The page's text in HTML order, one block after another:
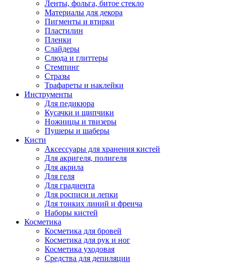
Ленты, фольга, битое стекло
Материалы для декора
Пигменты и втирки
Пластилин
Пленки
Слайдеры
Слюда и глиттеры
Стемпинг
Стразы
Трафареты и наклейки
Инструменты
Для педикюра
Кусачки и щипчики
Ножницы и твизеры
Пушеры и шаберы
Кисти
Аксессуары для хранения кистей
Для акригеля, полигеля
Для акрила
Для геля
Для градиента
Для росписи и лепки
Для тонких линий и френча
Наборы кистей
Косметика
Косметика для бровей
Косметика для рук и ног
Косметика уходовая
Средства для депиляции